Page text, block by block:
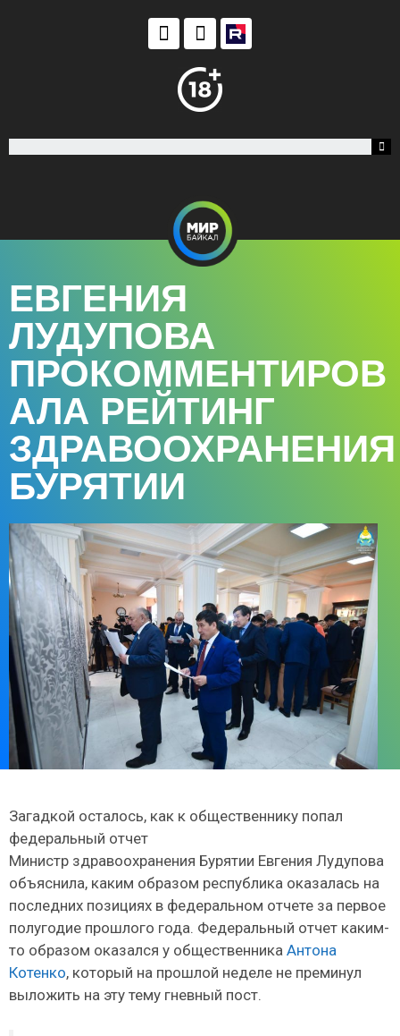
ЕВГЕНИЯ
ЛУДУПОВА
ПРОКОММЕНТИРОВ
АЛА РЕЙТИНГ
ЗДРАВООХРАНЕНИЯ
БУРЯТИИ
Загадкой осталось, как к общественнику попал
федеральный отчет
Министр здравоохранения Бурятии Евгения Лудупова
объяснила, каким образом республика оказалась на
последних позициях в федеральном отчете за первое
полугодие прошлого года. Федеральный отчет каким-
то образом оказался у общественника Антона
Котенко, который на прошлой неделе не преминул
выложить на эту тему гневный пост.